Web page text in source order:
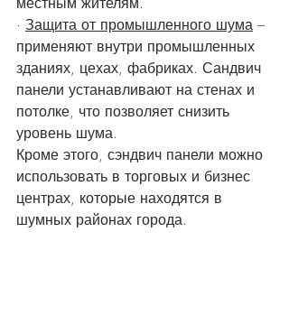
· Защита от промышленного шума –
применяют внутри промышленных
зданиях, цехах, фабриках. Сандвич
панели устанавливают на стенах и
потолке, что позволяет снизить
уровень шума.
Кроме этого, сэндвич панели можно
использовать в торговых и бизнес
центрах, которые находятся в
шумных районах города.